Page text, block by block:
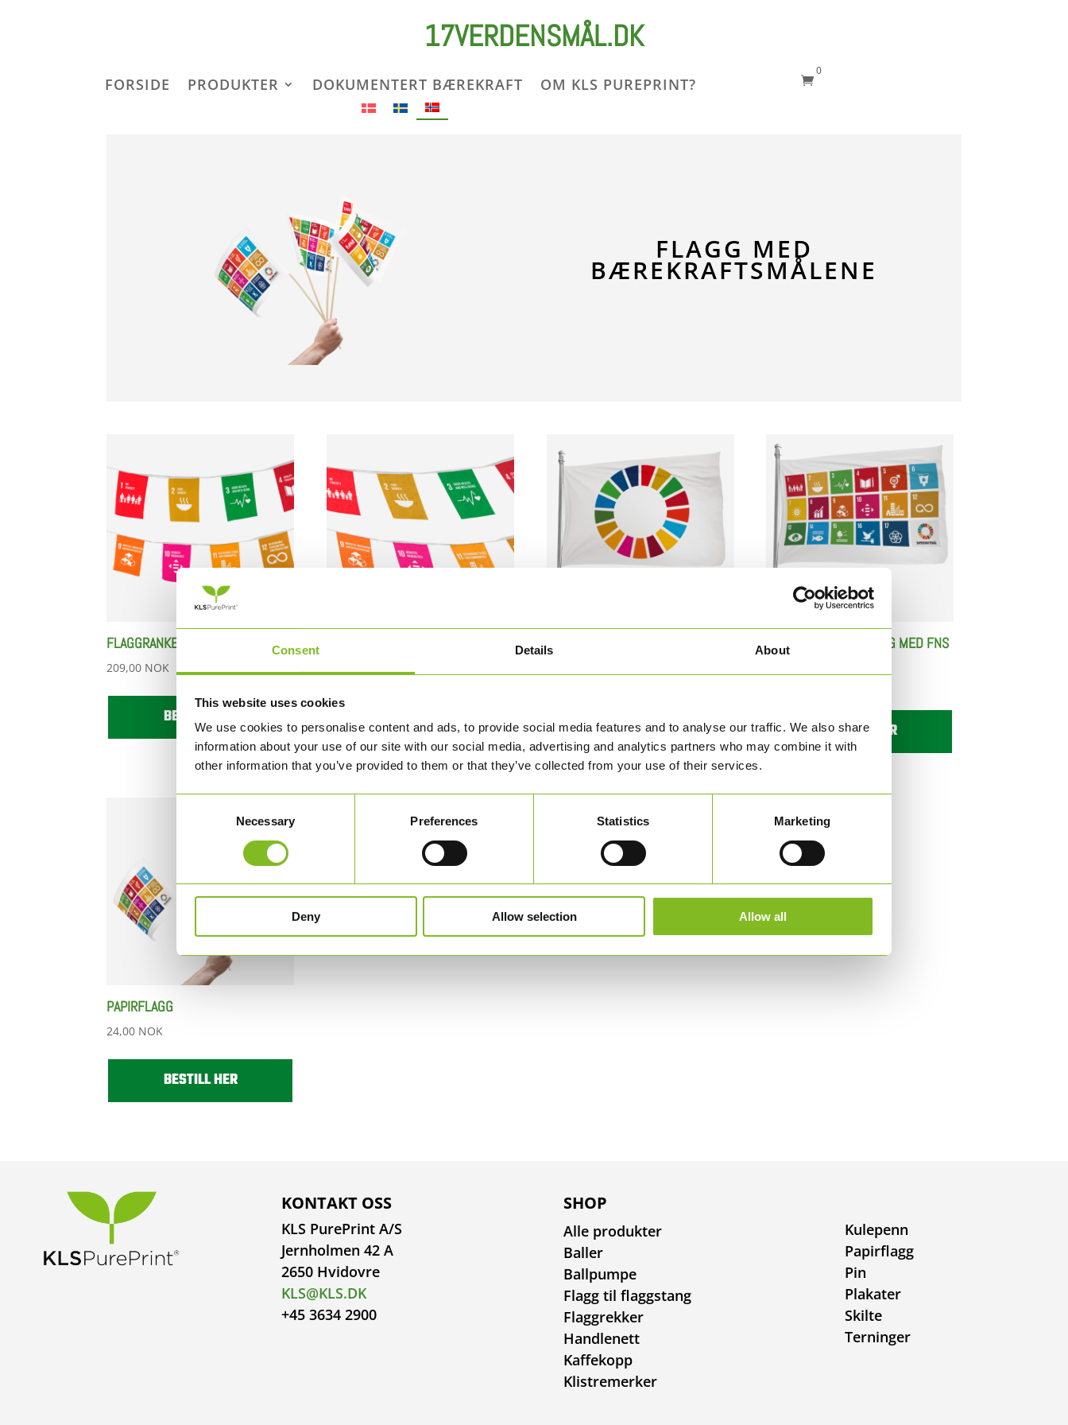
Consent Details About
This website uses cookies
We use cookies to personalise content and ads, to provide social media features and to analyse our traffic. We also share
information about your use of our site with our social media, advertising and analytics partners who may combine it with
other information that you’ve provided to them or that they’ve collected from your use of their services.
Necessary Preferences Statistics Marketing
Deny Allow selection Allow all
17VERDENSMÅL.DK
FORSIDE PRODUKTER DOKUMENTERT BÆREKRAFT OM KLS PUREPRINT? 
0
FLAGG MED
BÆREKRAFTSMÅLENE
FLAGGRANKE – INDENDØRS BRUK
209,00 NOK
BESTILL HER BESTILL HER
FLAGG TIL FLAGSTANG MED FNS
BÆREKRAFTSMÅL-SIRKEL
BESTILL HER
FLAGG TIL FLAGGSTANG MED FNS
17 BÆREKRAFTSMÅL
BESTILL HER
PAPIRFLAGG
24,00 NOK
BESTILL HER
KONTAKT OSS
KLS PurePrint A/S
Jernholmen 42 A
2650 Hvidovre
KLS@KLS.DK
+45 3634 2900
SHOP
Alle produkter
Baller
Ballpumpe
Flagg til flaggstang
Flaggrekker
Handlenett
Kaffekopp
Klistremerker
Kulepenn
Papirflagg
Pin
Plakater
Skilte
Terninger